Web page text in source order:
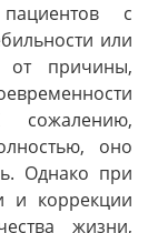
с
или
от причины,
сожалению,
оно
Однако при
и коррекции
жизни,